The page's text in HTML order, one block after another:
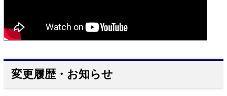
変更履歴・お知らせ